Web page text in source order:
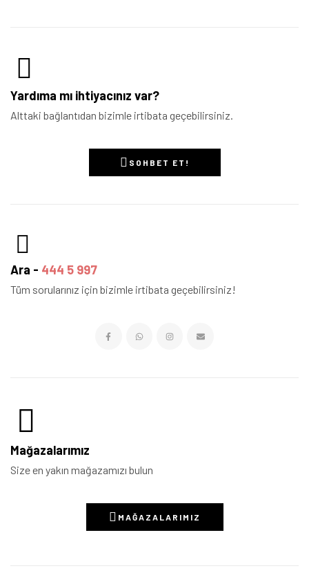
Yardıma mı ihtiyacınız var?
Alttaki bağlantıdan bizimle irtibata geçebilirsiniz.
SOHBET ET!
Ara - 444 5 997
Tüm sorularınız için bizimle irtibata geçebilirsiniz!
Mağazalarımız
Size en yakın mağazamızı bulun
MAĞAZALARIMIZ